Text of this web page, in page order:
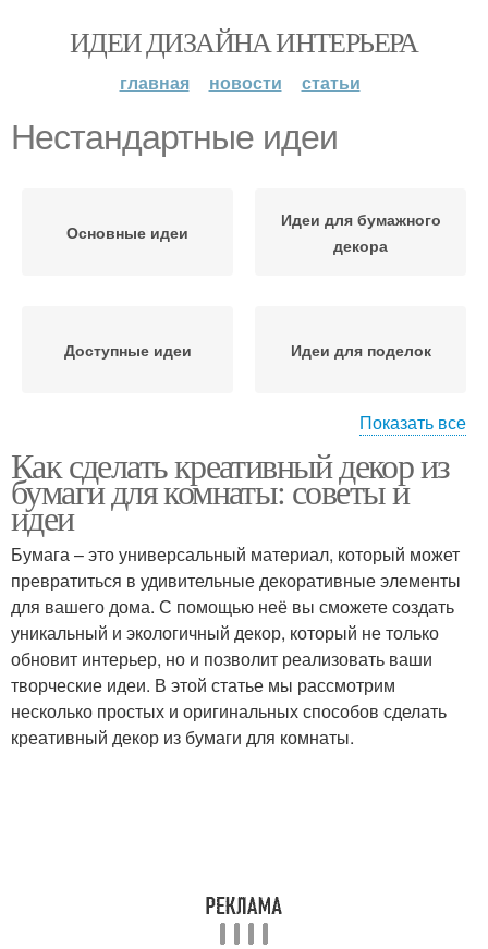
ИДЕИ ДИЗАЙНА ИНТЕРЬЕРА
главная новости статьи
Нестандартные идеи
Основные идеи
Идеи для бумажного
декора
Доступные идеи Идеи для поделок
поделок
Идеи по украшению
Идеи для инсталляций Необычные идеи
Идеи для украшения Оригинальные идеи
Показать все
Как сделать креативный декор из
бумаги для комнаты: советы и
идеи
Бумага – это универсальный материал, который может
превратиться в удивительные декоративные элементы
для вашего дома. С помощью неё вы сможете создать
уникальный и экологичный декор, который не только
обновит интерьер, но и позволит реализовать ваши
творческие идеи. В этой статье мы рассмотрим
несколько простых и оригинальных способов сделать
креативный декор из бумаги для комнаты.